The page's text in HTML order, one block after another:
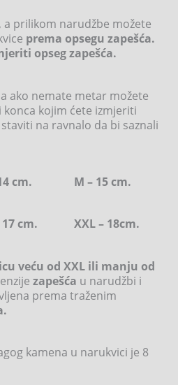
a prilikom narudžbe možete
prema opsegu zapešća.
opseg zapešća.
ako nemate metar možete
kojim ćete izmjeriti
na ravnalo da bi saznali
14 cm. M – 15 cm.
cm. XXL – 18cm.
veću od XXL ili manju od
zapešća u narudžbi i
prema traženim
kamena u narukvici je 8